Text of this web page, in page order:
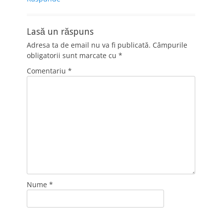
Lasă un răspuns
Adresa ta de email nu va fi publicată. Câmpurile
obligatorii sunt marcate cu *
Comentariu *
Nume *